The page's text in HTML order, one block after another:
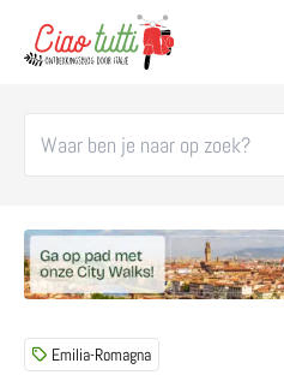
Emilia-Romagna